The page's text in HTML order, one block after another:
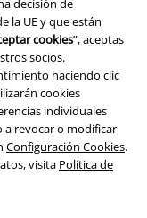
decisión de
la UE y que están
cookies”, aceptas
socios.
haciendo clic
cookies
individuales
a revocar o modificar
Configuración Cookies.
visita Política de